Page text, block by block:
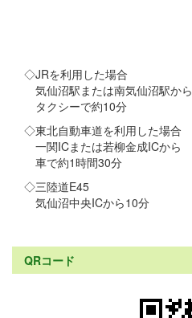
◇JRを利用した場合
気仙沼駅または南気仙沼駅から
タクシーで約10分
◇東北自動車道を利用した場合
一関ICまたは若柳金成ICから
車で約1時間30分
◇三陸道E45
気仙沼中央ICから10分
QRコード